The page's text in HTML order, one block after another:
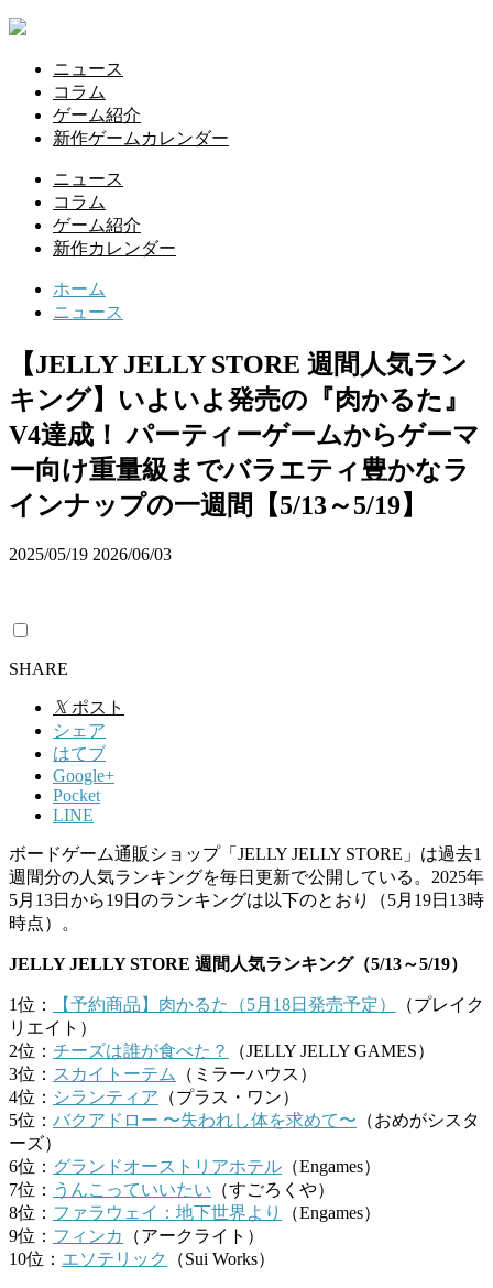
ニュース
コラム
ゲーム紹介
新作ゲームカレンダー
ニュース
コラム
ゲーム紹介
新作カレンダー
ホーム
ニュース
【JELLY JELLY STORE 週間人気ラン
キング】いよいよ発売の『肉かるた』
V4達成！ パーティーゲームからゲーマ
ー向け重量級までバラエティ豊かなラ
インナップの一週間【5/13～5/19】
2025/05/19 2026/06/03
SHARE
𝕏 ポスト
シェア
はてブ
Google+
Pocket
LINE
ボードゲーム通販ショップ「JELLY JELLY STORE」は過去1
週間分の人気ランキングを毎日更新で公開している。2025年
5月13日から19日のランキングは以下のとおり（5月19日13時
時点）。
JELLY JELLY STORE 週間人気ランキング（5/13～5/19）
1位： 【予約商品】肉かるた（5月18日発売予定）
（プレイク
リエイト）
2位： チーズは誰が食べた？
（JELLY JELLY GAMES）
3位： スカイトーテム
（ミラーハウス）
4位： シランティア （プラス・ワン）
5位： バクアドロー 〜失われし体を求めて〜 （おめがシスタ
ーズ）
6位： グランドオーストリアホテル （Engames）
7位： うんこっていいたい （すごろくや）
8位： ファラウェイ：地下世界より
（Engames）
9位： フィンカ
（アークライト）
10位： エソテリック （Sui Works）